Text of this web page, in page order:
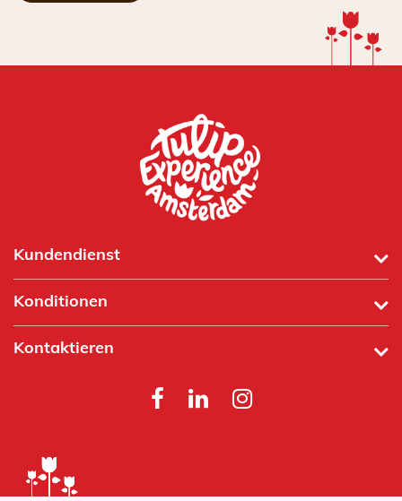
Kundendienst
Konditionen
Kontaktieren